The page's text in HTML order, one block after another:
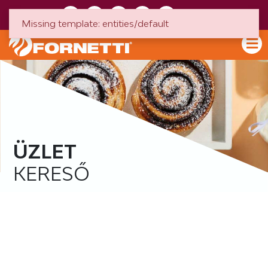
ÜZLET
KERESŐ
Missing template: entities/default